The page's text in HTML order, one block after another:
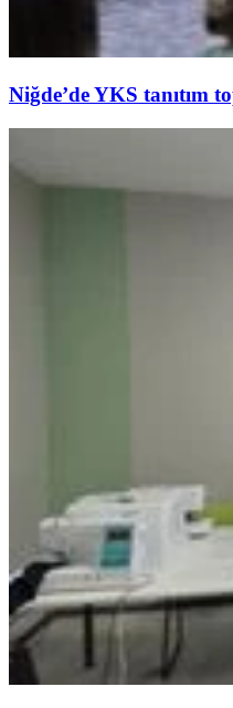
Niğde’de YKS tanıtım